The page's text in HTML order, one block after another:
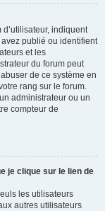
indiquent
publié ou identifient
et les
du forum peut
de ce système en
rang sur le forum.
administrateur ou un
compteur de
je clique sur le lien de
les utilisateurs
autres utilisateurs